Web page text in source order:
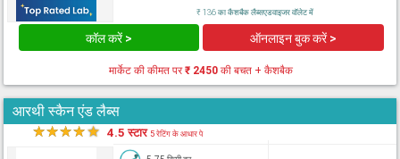
₹ 136 का कैशबैक लैब्सएडवाइजर वॉलेट में
कॉल करें > ऑनलाइन बुक करें >
मार्केट की कीमत पर₹ 2450 की बचत + कैशबैक
आरथी स्कैन एंड लैब्स
★★★★★ 4.5 स्टार5 रेटिंग के आधार पे